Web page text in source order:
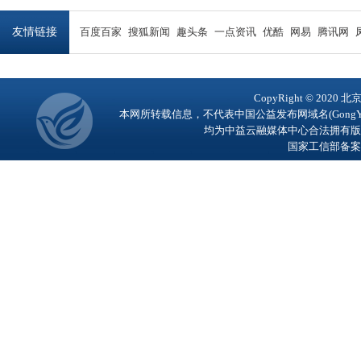
友情链接 百度百家 搜狐新闻 趣头条 一点资讯 优酷 网易 腾讯网
CopyRight © 2020 北
本网所转载信息，不代表中国公益发布网域名
均为中益云融媒体中心合法拥有
国家工信部备